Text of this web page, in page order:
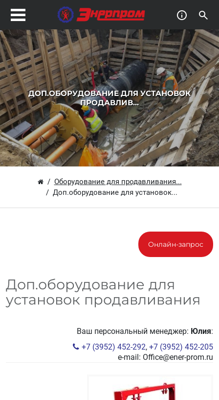
ДОП.ОБОРУДОВАНИЕ ДЛЯ УСТАНОВОК
ПРОДАВЛИВ...
Оборудование для продавливания...
Доп.оборудование для установок...
Онлайн-запрос
Доп.оборудование для
установок продавливания
Ваш персональный менеджер: Юлия:
+7 (3952) 452-292, +7 (3952) 452-205
e-mail: Office@ener-prom.ru